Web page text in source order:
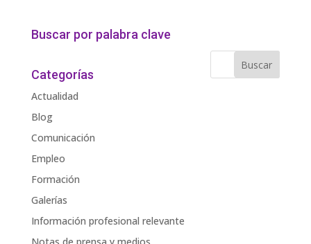
Buscar por palabra clave
Categorías
Actualidad
Blog
Comunicación
Empleo
Formación
Galerías
Información profesional relevante